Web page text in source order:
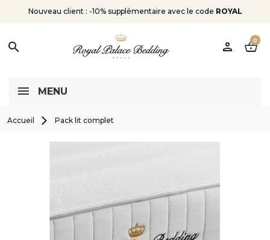
Nouveau client : -10% supplémentaire avec le code ROYAL
search person shopping_basket
0
MENU
Accueil Pack lit complet